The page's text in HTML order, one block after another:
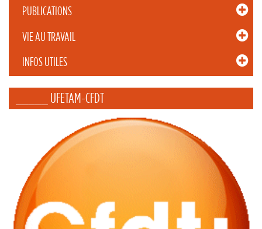
PUBLICATIONS
VIE AU TRAVAIL
INFOS UTILES
_____ UFETAM-CFDT